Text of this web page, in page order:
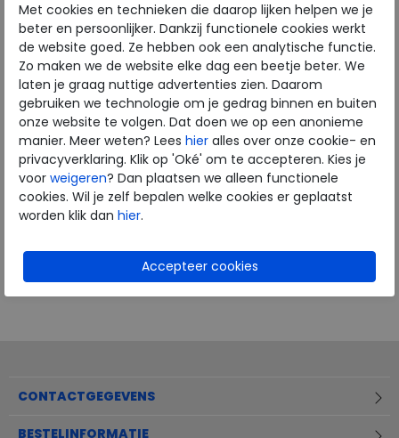
CONTACTGEGEVENS
BESTELINFORMATIE
Met cookies en technieken die daarop lijken helpen we je
beter en persoonlijker. Dankzij functionele cookies werkt
de website goed. Ze hebben ook een analytische functie.
Zo maken we de website elke dag een beetje beter. We
laten je graag nuttige advertenties zien. Daarom
gebruiken we technologie om je gedrag binnen en buiten
onze website te volgen. Dat doen we op een anonieme
manier. Meer weten? Lees hier alles over onze cookie- en
privacyverklaring. Klik op 'Oké' om te accepteren. Kies je
voor weigeren? Dan plaatsen we alleen functionele
cookies. Wil je zelf bepalen welke cookies er geplaatst
worden klik dan hier.